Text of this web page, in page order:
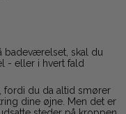
badeværelset, skal du
- eller i hvert fald
fordi du da altid smører
dine øjne. Men det er